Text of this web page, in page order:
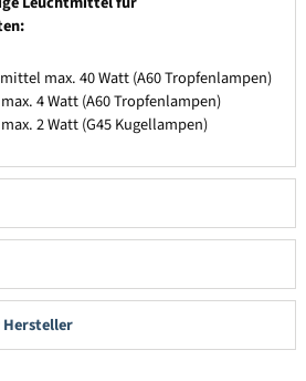
max. 40 Watt (A60 Tropfenlampen)
4 Watt (A60 Tropfenlampen)
2 Watt (G45 Kugellampen)